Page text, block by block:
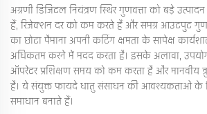
अग्रणी डिजिटल नियंत्रण स्थिर गुणवत्ता को बड़े
हैं, रिजेक्शन दर को कम करते हैं और समग्र आउटपुट
का छोटा पैमाना अपनी कटिंग क्षमता के सापेक्ष
अधिकतम करने में मदद करता है। इसके अलावा,
ऑपरेटर प्रशिक्षण समय को कम करता है और मानवीय
है। ये संयुक्त फायदे धातु संसाधन की आवश्यकताओं
समाधान बनाते हैं।